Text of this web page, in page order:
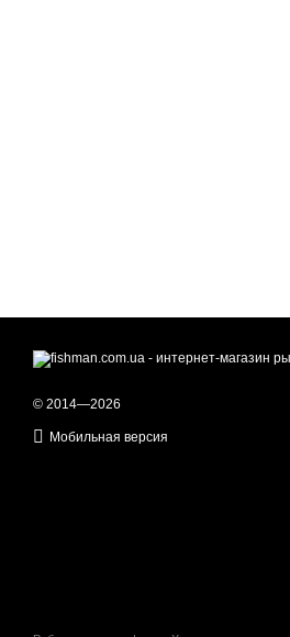
© 2014—2026
Мобильная версия